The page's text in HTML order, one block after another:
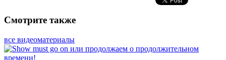
Смотрите также
все видеоматериалы